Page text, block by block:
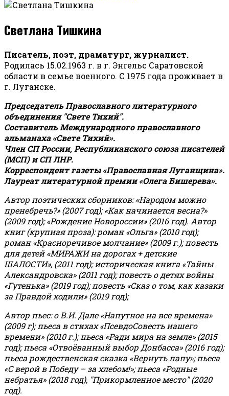
Светлана Тишкина
Писатель, поэт, драматург, журналист.
Родилась 15.02.1963 г. в г. Энгельс Саратовской
области в семье военного. С 1975 года проживает в
г. Луганске.
Председатель Православного литературного
объединения "Свете Тихий".
Составитель Международного православного
альманаха «Свете Тихий».
Член СП России, Республиканского союза писателей
(МСП) и СП ЛНР.
Корреспондент газеты «Православная Луганщина».
Лауреат литературной премии «Олега Бишерева».
Автор поэтических сборников: «Народом можно
пренебречь?» (2007 год); «Как начинается весна?»
(2009 год); «Рождение Новороссии» (2016 год). Автор
книг (крупная проза): роман «Ольга» (2010 год);
роман «Красноречивое молчание» (2009 г.); повесть
для детей «МИРАЖИ на дорогах + детские
ШАЛОСТИ», (2011 год); историческая книга «Тайны
Александровска» (2011 год); повесть о детях войны
«Гутенька» (2019 год); повесть «Сказ о том, как казаки
за Правдой ходили» (2019 год);
Автор пьес: о В.И. Дале «Напутное на все времена»
(2009 г); пьеса в стихах «ПсевдоСовесть нашего
времени» (2010 г.); пьеса «Ради мира на земле» (2015
год); пьеса «Отвоёванный выбор Донбасса» (2016 год);
пьеса рождественская сказка «Вернуть папу»; пьеса
«С верой в Победу – за хлебом!»;пьеса «Родные
небратья» (2018 год), "Прикормленное место" (2020
год).